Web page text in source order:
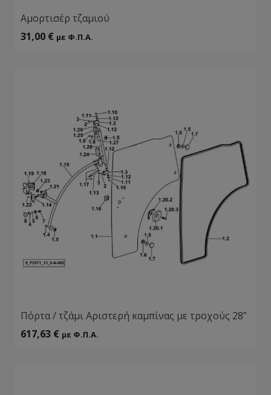
Αμορτισέρ τζαμιού
31,00 € με Φ.Π.Α.
Πόρτα / τζάμι Αριστερή καμπίνας με τροχούς 28”
617,63 € με Φ.Π.Α.